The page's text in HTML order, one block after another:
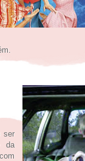
ser
da